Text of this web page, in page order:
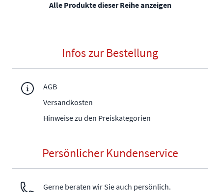
Alle Produkte dieser Reihe anzeigen
Infos zur Bestellung
AGB
Versandkosten
Hinweise zu den Preiskategorien
Persönlicher Kundenservice
Gerne beraten wir Sie auch persönlich.